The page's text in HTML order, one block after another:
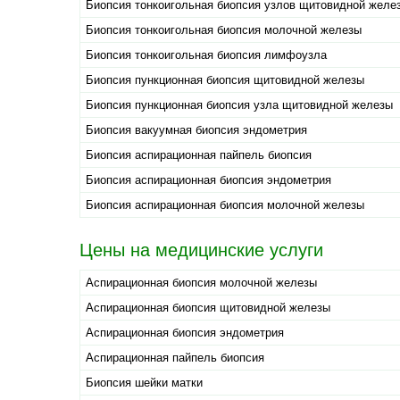
Биопсия тонкоигольная биопсия узлов щитовидной
Биопсия тонкоигольная биопсия молочной железы
Биопсия тонкоигольная биопсия лимфоузла
Биопсия пункционная биопсия щитовидной железы
Биопсия пункционная биопсия узла щитовидной железы
Биопсия вакуумная биопсия эндометрия
Биопсия аспирационная пайпель биопсия
Биопсия аспирационная биопсия эндометрия
Биопсия аспирационная биопсия молочной железы
Цены на медицинские услуги
Аспирационная биопсия молочной железы
Аспирационная биопсия щитовидной железы
Аспирационная биопсия эндометрия
Аспирационная пайпель биопсия
Биопсия шейки матки